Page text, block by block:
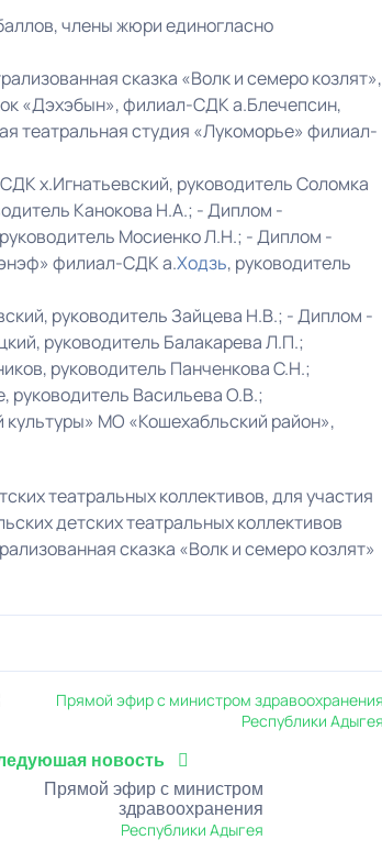
члены жюри единогласно
сказка «Волк и семеро козлят»,
«Дэхэбын», филиал-СДК а.Блечепсин,
театральная студия «Лукоморье» филиал-
х.Игнатьевский, руководитель Соломка
Канокова Н.А.; - Диплом -
Мосиенко Л.Н.; - Диплом -
филиал-СДК а.Ходзь, руководитель
руководитель Зайцева Н.В.; - Диплом -
руководитель Балакарева Л.П.;
руководитель Панченкова С.Н.;
Васильева О.В.;
МО «Кошехабльский район»,
театральных коллективов, для участия
детских театральных коллективов
сказка «Волк и семеро козлят»
новость
Прямой эфир с министром
здравоохранения
Республики Адыгея